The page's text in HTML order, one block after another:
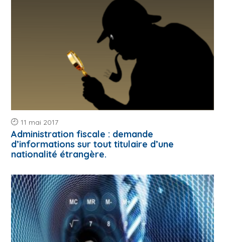
11 mai 2017
Administration fiscale : demande
d’informations sur tout titulaire d’une
nationalité étrangère.